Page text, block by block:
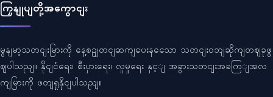
ကြှနျုပျတို့အကွောငျး
မွနျမာ့သတငျးမြားကို နေ့စဥျတငျဆကျပေးနသေော သတငျးဝဘျဆိုကျတဈခုဖွ
ဈပါသညျ။ နိုငျငံရေး၊ စီးပှားရေး၊ လူမှုရေး နှင့ျ အခွားသတငျးအခကြျအလ
ကျမြားကို ဖတျရှုနိုငျပါသညျ။